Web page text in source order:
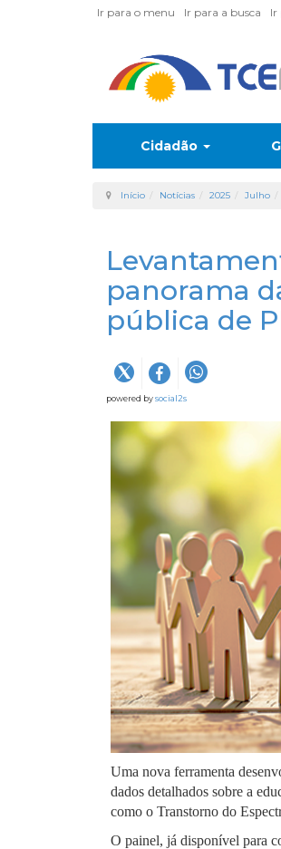
Ir para o menu Ir para a busca Ir
Cidadão
Início Notícias 2025 Julho
panorama
pública de
powered bysocial2s
Uma nova ferramenta
dados detalhados sobre a
como o Transtorno do
O painel, já disponível para